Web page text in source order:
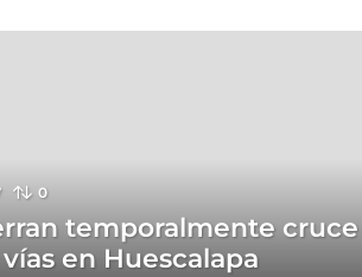
0
temporalmente cruce
en Huescalapa